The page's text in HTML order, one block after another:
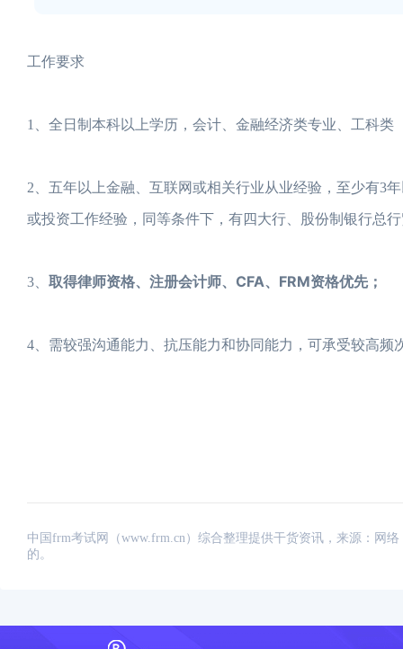
工作要求
1、全日制本科以上学历，会计、金融经济类专业、工科
2、五年以上金融、互联网或相关行业从业经验，至少有3
或投资工作经验，同等条件下，有四大行、股份制银行总
3、 取得律师资格、注册会计师、CFA、FRM资格优先；
4、需较强沟通能力、抗压能力和协同能力，可承受较高频
中国frm考试网（www.frm.cn）综合整理提供干货资讯，来源：网
的。